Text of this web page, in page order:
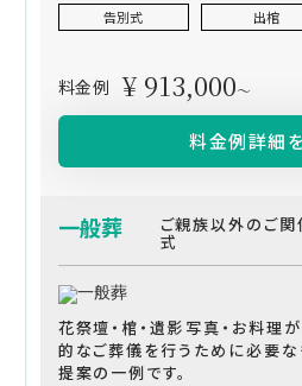
告別式 出棺
料金例 ¥ 913,000～
料金例詳細
一般葬 ご親族以外のご
式
花祭壇・棺・遺影写真・お料理
的なご葬儀を行うために必要な
提案の一例です。